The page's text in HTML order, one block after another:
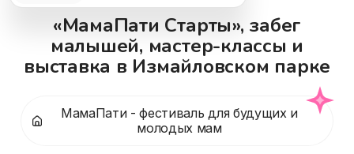
МамаПати - фестиваль для будущих и
молодых мам
«МамаПати Старты», забег
малышей, мастер-классы и
выставка в Измайловском парке